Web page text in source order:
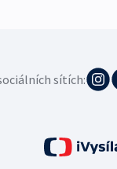
sítích: